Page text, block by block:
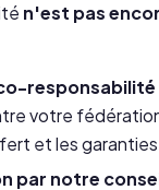
n'est pas
votre
et les
par notre